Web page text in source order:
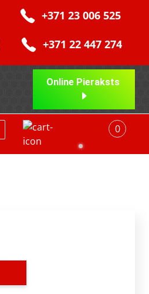
+371 23 006 525
+371 22 447 274
Online Pieraksts
0